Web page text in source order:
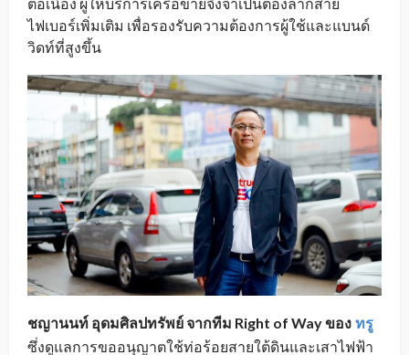
ต่อเนื่อง ผู้ให้บริการเครือข่ายจึงจำเป็นต้องลากสาย
ไฟเบอร์เพิ่มเติม เพื่อรองรับความต้องการผู้ใช้และแบนด์
วิดท์ที่สูงขึ้น
ชญานนท์ อุดมศิลปทรัพย์จากทีม Right of Wayของ ทรู
ซึ่งดูแลการขออนุญาตใช้ท่อร้อยสายใต้ดินและเสาไฟฟ้า